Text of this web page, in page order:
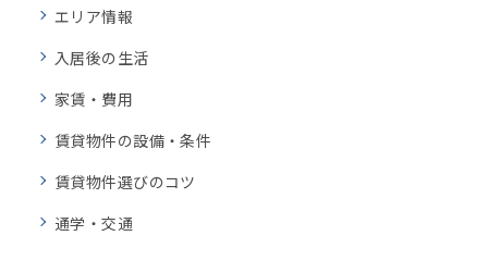
エリア情報
入居後の生活
家賃・費用
賃貸物件の設備・条件
賃貸物件選びのコツ
通学・交通